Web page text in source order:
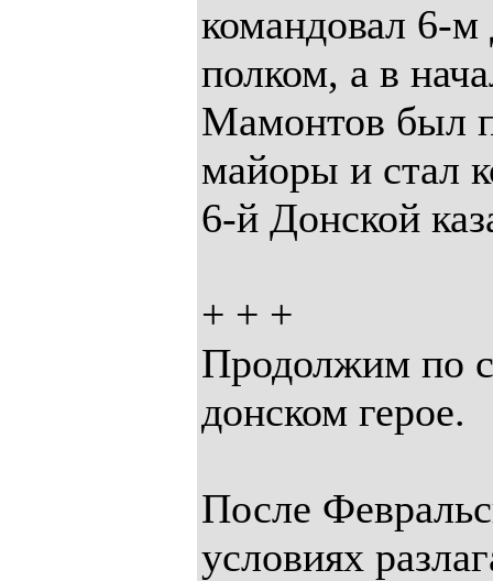
командовал 6-
полком, а в
Мамонтов был
майоры и стал
6-й Донской
+ + +
Продолжим по
донском герое.
После
условиях